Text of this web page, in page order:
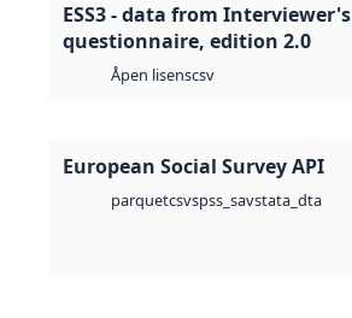
ESS3 - data from Interviewer's
questionnaire, edition 2.0
Åpen lisenscsv
European Social Survey API
parquetcsvspss_savstata_dta